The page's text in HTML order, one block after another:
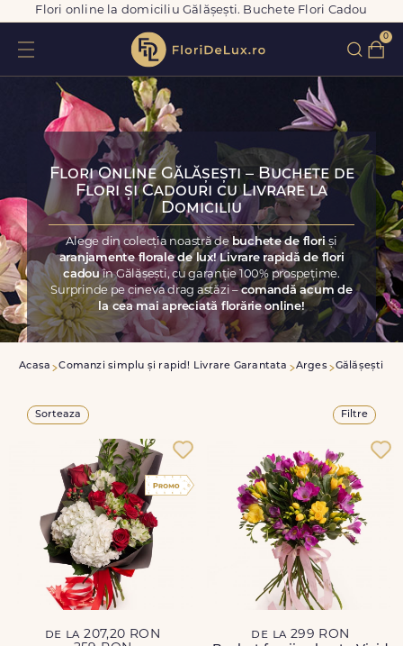
Flori online la domiciliu Gălășești. Buchete Flori Cadou
0
Flori Online Gălășești – Buchete de
Flori și Cadouri cu Livrare la
Domiciliu
Alege din colecția noastră de buchete de floriși
aranjamente florale de lux! Livrare rapidă de flori
cadouîn Gălășești, cu garanție 100% prospețime.
Surprinde pe cineva drag astăzi –comandă acum de
la cea mai apreciată florărie online!
Acasa Comanzi simplu și rapid! Livrare Garantata Arges Gălășești
Sorteaza Filtre
de la 207,20 RON
de la 299 RON